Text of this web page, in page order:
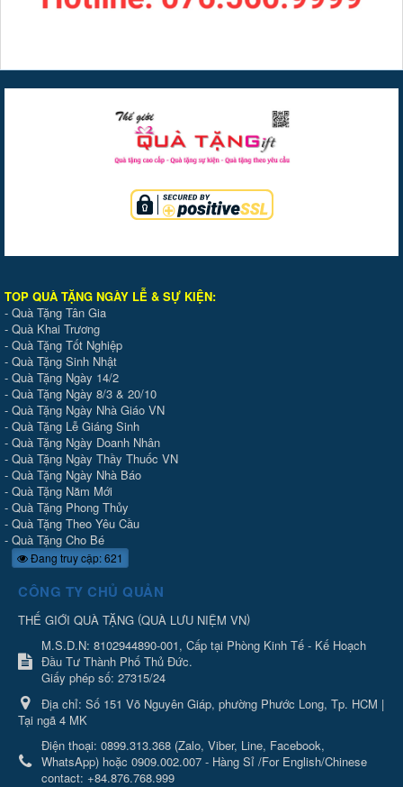
TOP QUÀ TẶNG NGÀY LỄ & SỰ KIỆN:
- Quà Tặng Tân Gia
- Quà Khai Trương
- Quà Tặng Tốt Nghiệp
- Quà Tặng Sinh Nhật
- Quà Tặng Ngày 14/2
- Quà Tặng Ngày 8/3 & 20/10
- Quà Tặng Ngày Nhà Giáo VN
- Quà Tặng Lễ Giáng Sinh
- Quà Tặng Ngày Doanh Nhân
- Quà Tặng Ngày Thầy Thuốc VN
- Quà Tặng Ngày Nhà Báo
- Quà Tặng Năm Mới
- Quà Tặng Phong Thủy
- Quà Tặng Theo Yêu Cầu
- Quà Tặng Cho Bé
Đang truy cập: 621
CÔNG TY CHỦ QUẢN
THẾ GIỚI QUÀ TẶNG (QUÀ LƯU NIỆM VN)
M.S.D.N: 8102944890-001, Cấp tại Phòng Kinh Tế - Kế Hoạch
Đầu Tư Thành Phố Thủ Đức.
Giấy phép số: 27315/24
Địa chỉ: Số 151 Võ Nguyên Giáp, phường Phước Long, Tp. HCM |
Tại ngã 4 MK
Điện thoại: 0899.313.368 (Zalo, Viber, Line, Facebook,
WhatsApp) hoặc 0909.002.007 - Hàng Sỉ /For English/Chinese
contact: +84.876.768.999